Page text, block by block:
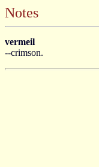
Notes
vermeil
--crimson.